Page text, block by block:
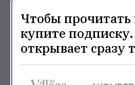
Чтобы прочитать
купите
открывает сразу